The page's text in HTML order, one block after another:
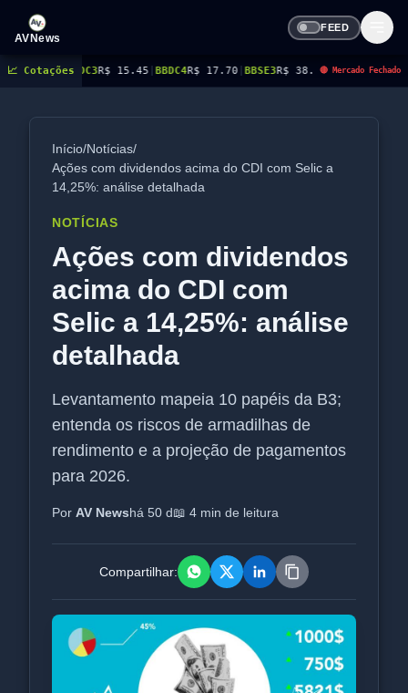
AVNews
FEED
📈 Cotações
R$ 15.45|BBDC4R$ 17.70 |BBSE3R$ 38.97 |BEES3R$ 8.77| BEES4R$ 9.03
🔴 Mercado Fechado
Início/Notícias/
Ações com dividendos acima do CDI com Selic a
14,25%: análise detalhada
NOTÍCIAS
Ações com dividendos
acima do CDI com
Selic a 14,25%: análise
detalhada
Levantamento mapeia 10 papéis da B3;
entenda os riscos de armadilhas de
rendimento e a projeção de pagamentos
para 2026.
Por AV Newshá 50 d📖 4 min de leitura
Compartilhar: